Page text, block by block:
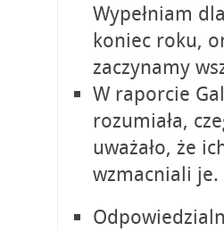
Wypełniam
koniec roku,
zaczynamy
W raporcie
rozumiała,
uważało, że
wzmacniali je.